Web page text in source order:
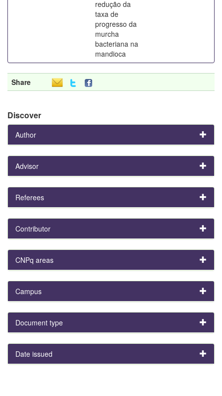
redução da
taxa de
progresso da
murcha
bacteriana na
mandioca
Share
Discover
Author
Advisor
Referees
Contributor
CNPq areas
Campus
Document type
Date issued